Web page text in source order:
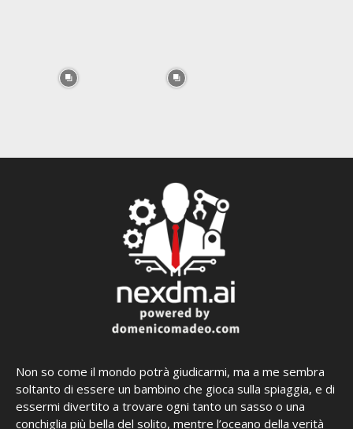
Non so come il mondo potrà giudicarmi, ma a me sembra
soltanto di essere un bambino che gioca sulla spiaggia, e di
essermi divertito a trovare ogni tanto un sasso o una
conchiglia più bella del solito, mentre l’oceano della verità